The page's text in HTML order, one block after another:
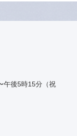
午後5時15分（祝